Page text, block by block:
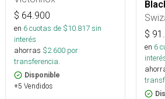
$ 64.900
en 6cuotas de $10.817sin
interés
ahorras $2.600 por
transferencia.
Disponible
+5 Vendidos
$
en 6